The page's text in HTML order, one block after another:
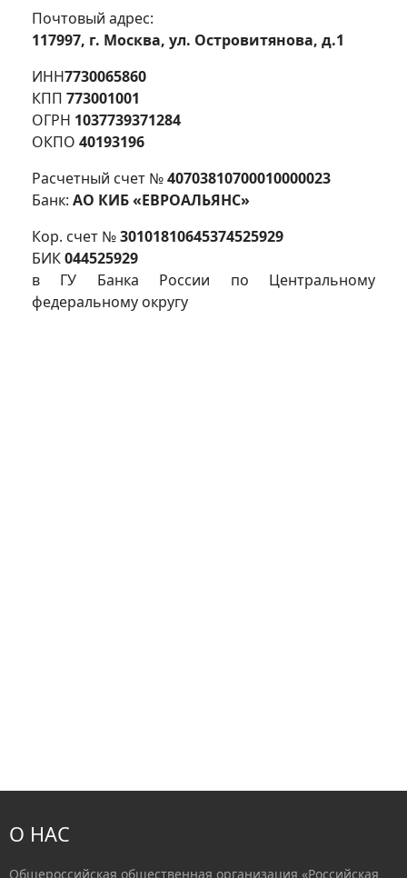
Почтовый адрес:
117997, г. Москва, ул. Островитянова, д.1
ИНН7730065860
КПП 773001001
ОГРН 1037739371284
ОКПО 40193196
Расчетный счет №40703810700010000023
Банк: АО КИБ «ЕВРОАЛЬЯНС»
Кор. счет №30101810645374525929
БИК044525929
в ГУ Банка России по Центральному
федеральному округу
О НАС
Общероссийская общественная организация «Российская